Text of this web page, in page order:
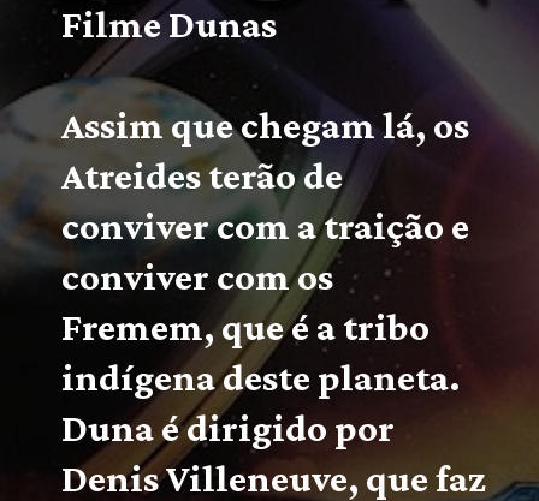
Filme Dunas
Assim que chegam lá, os
Atreides terão de
conviver com a traição e
conviver com os
Fremem, que é a tribo
indígena deste planeta.
Duna é dirigido por
Denis Villeneuve, que faz